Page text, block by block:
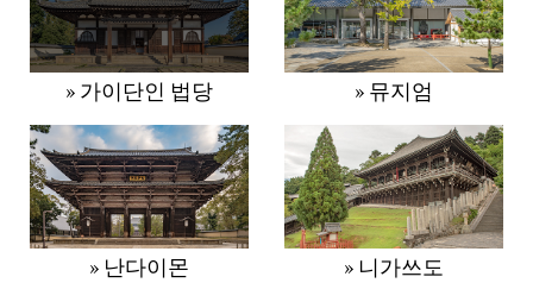
» 가이단인 법당 » 뮤지엄
» 난다이몬 » 니가쓰도